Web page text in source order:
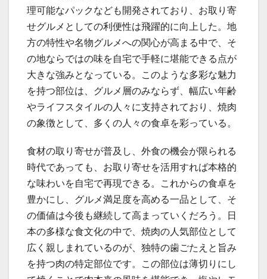
理可能なパックなども開発されており、お取り寄
せグルメとしての利便性は飛躍的に向上した。地
方の特性や名物グルメへの関心が高まる中で、そ
の地ならではの味を自宅で手軽に堪能できる点が
大きな強みとなっている。このような多彩な魅力
を持つ部位は、グルメ層のみならず、幅広い年齢
やライフスタイルの人々に支持されており、焼肉
の象徴として、多くの人々の食卓を彩っている。
食材の取り寄せが普及し、外食の機会が限られる
時代であっても、お取り寄せを活用すれば本格的
な味わいを自宅で再現できる。これからの食卓を
豊かにし、グルメ満足度を高める一品として、そ
の価値は今後も継続して高まっていくだろう。日
本の多様な食文化の中で、焼肉の人気部位として
広く親しまれているのが、独特の歯ごたえと旨み
を持つ肉の特定部位です。この部位は薄切りにし